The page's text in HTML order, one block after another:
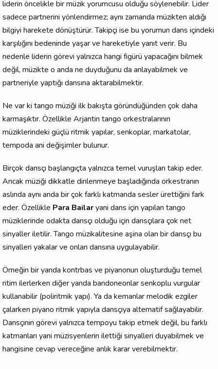
liderin öncelikle bir müzik yorumcusu olduğu söylenebilir. Lider
sadece partnerini yönlendirmez; aynı zamanda müzikten aldığı
bilgiyi harekete dönüştürür. Takipçi ise bu yorumun dans içindeki
karşılığını bedeninde yaşar ve hareketiyle yanıt verir. Bu
nedenle liderin görevi yalnızca hangi figürü yapacağını bilmek
değil, müzikte o anda ne duyduğunu da anlayabilmek ve
partneriyle yaptığı dansına aktarabilmektir.
Ne var ki tango müziği ilk bakışta göründüğünden çok daha
karmaşıktır. Özellikle Arjantin tango orkestralarının
müziklerindeki güçlü ritmik yapılar, senkoplar, markatolar,
tempoda ani değişimler bulunur.
Birçok dansçı başlangıçta yalnızca temel vuruşları takip eder.
Ancak müziği dikkatle dinlenmeye başladığında orkestranın
aslında aynı anda bir çok farklı katmanda sesler ürettiğini fark
eder. Özellikle Para Bailaryani dans için yapılan tango
müziklerinde odakta dansçı olduğu için dansçılara çok net
sinyaller iletilir. Tango müzikalitesine aşina olan bir dansçı bu
sinyalleri yakalar ve onları dansına uygulayabilir.
Örneğin bir yanda kontrbas ve piyanonun oluşturduğu temel
ritim ilerlerken diğer yanda bandoneonlar senkoplu vurgular
kullanabilir (poliritmik yapı). Ya da kemanlar melodik ezgiler
çalarken piyano ritmik yapıyla dansçıya alternatif sağlayabilir.
Dansçının görevi yalnızca tempoyu takip etmek değil, bu farklı
katmanları yani müzisyenlerin ilettiği sinyalleri duyabilmek ve
hangisine cevap vereceğine anlık karar verebilmektir.